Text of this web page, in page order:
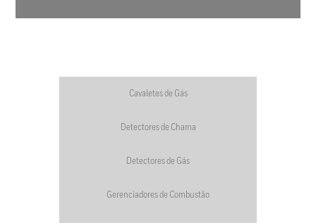
Cavaletes de Gás
Detectores de Chama
Detectores de Gás
Gerenciadores de Combustão